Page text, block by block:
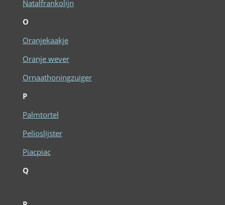
Natalfrankolijn
O
Oranjekaakje
Oranje wever
Ornaathoningzuiger
P
Palmtortel
Pelioslijster
Piacpiac
Q